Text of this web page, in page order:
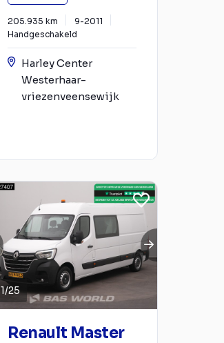
205.935 km
9-2011
Handgeschakeld
Harley Center
Westerhaar-
vriezenveensewijk
1/25
Renault Master